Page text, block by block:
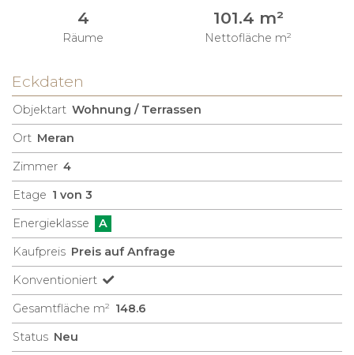
4
Räume
101.4 m²
Nettofläche m²
Eckdaten
Objektart Wohnung / Terrassen
Ort Meran
Zimmer 4
Etage 1 von 3
Energieklasse
A
Kaufpreis Preis auf Anfrage
Konventioniert
Gesamtfläche m² 148.6
Status Neu